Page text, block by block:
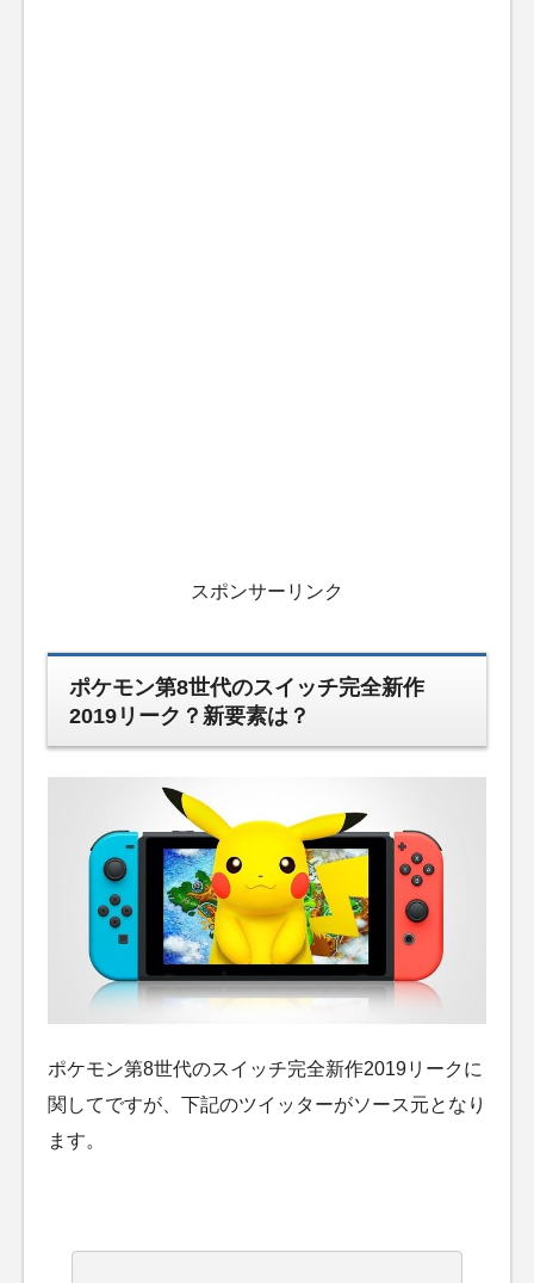
スポンサーリンク
ポケモン第8世代のスイッチ完全新作
2019リーク？新要素は？
ポケモン第8世代のスイッチ完全新作2019リークに
関してですが、下記のツイッターがソース元となり
ます。